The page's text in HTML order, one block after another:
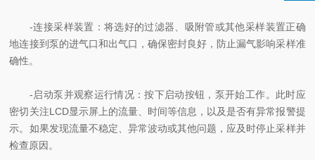
-连接采样装置：将选好的过滤器、吸附管或其他采样装置正确
地连接到泵的进气口和出气口，确保密封良好，防止漏气影响采样准
确性。
-启动泵并观察运行情况：按下启动按钮，泵开始工作。此时应
密切关注LCD显示屏上的流量、时间等信息，以及是否有异常报警提
示。如果发现流量不稳定、异常波动或其他问题，应及时停止采样并
检查原因。